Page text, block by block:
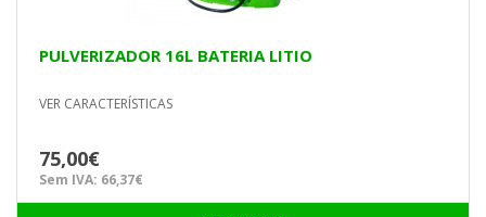
PULVERIZADOR 16L BATERIA LITIO
VER CARACTERÍSTICAS
75,00€
Sem IVA: 66,37€